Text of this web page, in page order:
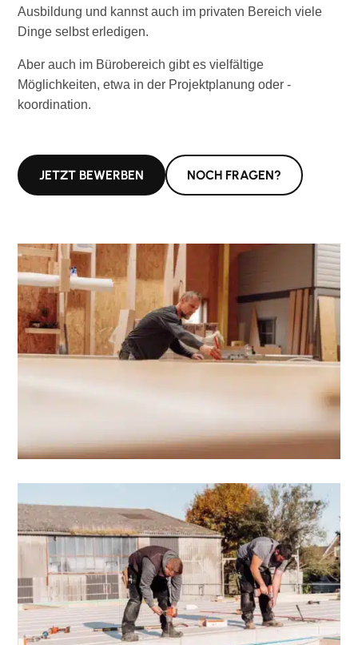
Ausbildung und kannst auch im privaten Bereich viele
Dinge selbst erledigen.
Aber auch im Bürobereich gibt es vielfältige
Möglichkeiten, etwa in der Projektplanung oder -
koordination.
JETZT BEWERBEN NOCH FRAGEN?